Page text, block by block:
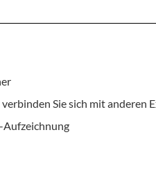
Sie sich mit anderen
Aufzeichnung